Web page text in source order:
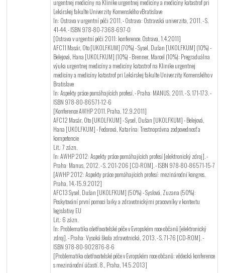
urgentnej medicíny na Klinike urgentnej medicíny a medicíny katastrof pri
Lekárskej fakulte Univerzity Komenského vBratislave
In: Ostrava v urgentní péči 2011. - Ostrava: Ostravská univerzita, 2011. - S.
41-44. - ISBN 978-80-7368-697-0
[Ostrava v urgentní péči 2011: konference. Ostrava, 1.4.2011]
AFC11 Masár, Oto [UKOLFKUM] (70%) - Sysel, Dušan [UKOLFKUM] (10%) -
Belejová, Hana [UKOLFKUM] (10%) - Brenner, Marcel (10%): Pregraduálna
výuka urgentnej medicíny a medicíny katastrof na Klinike urgentnej
medicíny a medicíny katastrof pri Lekárskej fakulte Univerzity Komenského v
Bratislave
In: Aspekty práce pomáhajících profesí. - Praha: MANUS, 2011. - S. 171-173. -
ISBN 978-80-86571-12-6
[Konference AWHP 2011. Praha, 12.9.2011]
AFC12 Masár, Oto [UKOLFKUM] - Sysel, Dušan [UKOLFKUM] - Belejová,
Hana [UKOLFKUM] - Fedorová, Katarína: Trestnoprávna zodpovednosť a
kompetencie
Lit.: 7 zázn.
In: AWHP 2012: Aspekty práce pomáhajících profesí [elektronický zdroj]. -
Praha: Manus, 2012. - S. 201-206 [CD-ROM]. - ISBN 978-80-86571-15-7
[AWHP 2012: Aspekty práce pomáhajících profesí: mezinárodní kongres.
Praha, 14.-15.9.2012]
AFC13 Sysel, Dušan [UKOLFKUM] (50%) - Syslová, Zuzana (50%):
Poskytování první pomoci laiky a zdravotnickými pracovníky v kontextu
legislativy EU
Lit.: 6 zázn.
In: Problematika ošetřovatelské péče v Evropském roce občanů [elektronický
zdroj]. - Praha: Vysoká škola zdravotnická, 2013. - S. 71-76 [CD-ROM]. -
ISBN 978-80-902876-8-6
[Problematika ošetřovatelské péče v Evropském roce občanů: vědecká konference
s mezinárodní účastí. 8., Praha, 14.5.2013]